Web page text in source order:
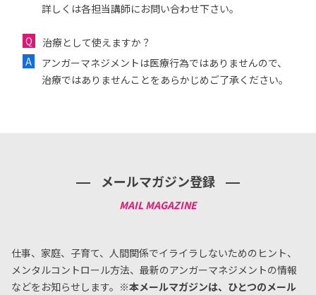
詳しくは各担当講師にお問い合わせ下さい。
治療として使えますか？
アンガーマネジメントは医療行為ではありませんので、
治療ではありませんことをあらかじめご了承ください。
メールマガジン登録
仕事、家庭、子育て、人間関係でイライラしないためのヒント、
メンタルコントロール方法、 最新のアンガーマネジメントの情報
などをお知らせします。 ※本メールマガジンは、ひとつのメール